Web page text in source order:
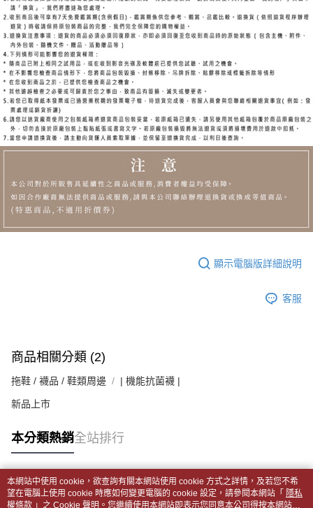
【注意事項】
1.本服務係由「台灣大哥大股份有限公司」（以下簡稱本公司）所提供，讓
用戶於交易時，得透過本服務購買商品或服務，並由商店將買賣／分期付款
買賣價金債權讓與本公司後，依約使用本公司帳單繳交帳款。
2.基於同意付款使用「大哥付你分期」之契約關係目的，商店將以您的個人
資料（包含姓名、電話或地址）提供予台灣大哥大進項蒐集、處理及利用，
由本公司與您本人進行分期帳單所需資料之確認、核對及更正。
3.完整用戶服務條款，請詳閱以下連結： https://oppay.tw/userRule
宅配滿2000免運
每筆NT$100，滿NT$2,000(含以上)免運費
付款後門市自取
免運費
境外配送
顯示電腦版詳細說明
客服
商品相關分類 (2)
拖鞋 / 襪品 / 鞋類周邊 | 機能抗菌襪 |
新品上市
本分類熱銷全站排行
熱門標籤
本網站中使用 cookie，欲查詢有關本網站使用 cookie 方式之詳情，及若您不希
望在電腦上使用 cookie 時應如何變更電腦的 cookie 設定，請參閱本網站「 隱私
權條款 」之 Cookie 聲明。您繼續使用本網站即表示您同意本公司得按本網站使